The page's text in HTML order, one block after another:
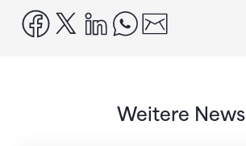
facebook
x linkedinwhatsapp
Weitere News